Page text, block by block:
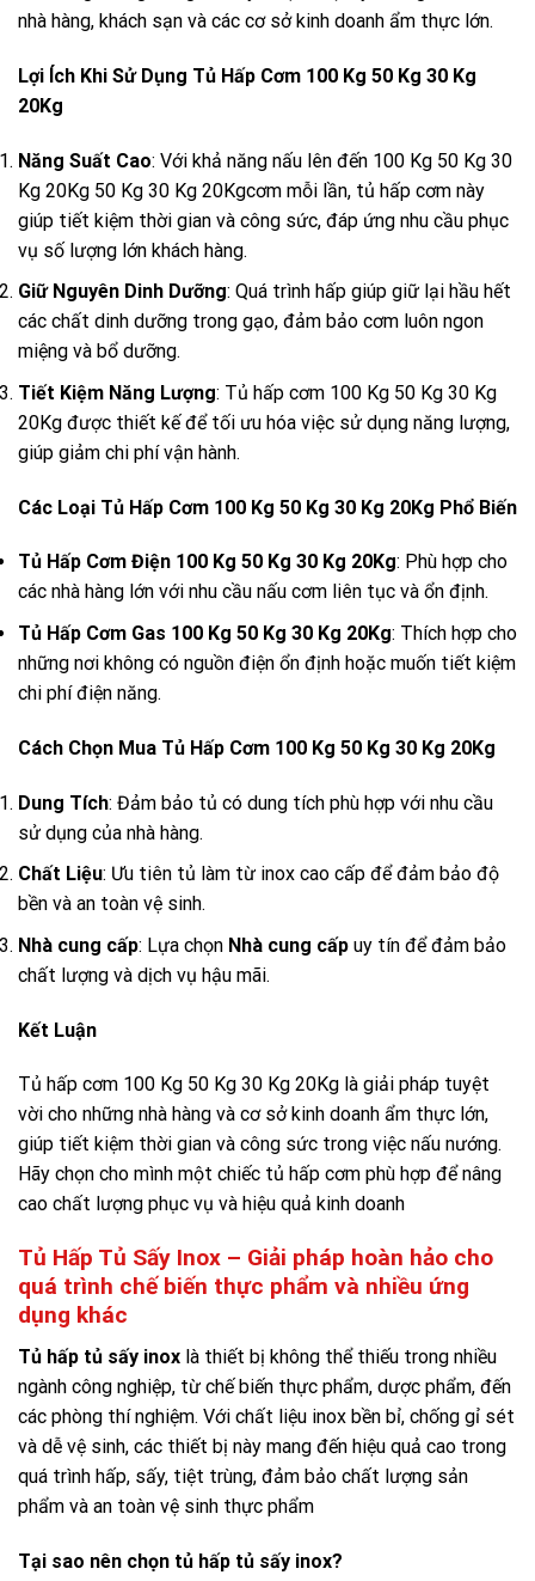
nhà hàng, khách sạn và các cơ sở kinh doanh ẩm thực lớn.
Lợi Ích Khi Sử Dụng Tủ Hấp Cơm 100 Kg 50 Kg 30 Kg
20Kg
Năng Suất Cao: Với khả năng nấu lên đến 100 Kg 50 Kg 30
Kg 20Kg 50 Kg 30 Kg 20Kgcơm mỗi lần, tủ hấp cơm này
giúp tiết kiệm thời gian và công sức, đáp ứng nhu cầu phục
vụ số lượng lớn khách hàng.
Giữ Nguyên Dinh Dưỡng: Quá trình hấp giúp giữ lại hầu hết
các chất dinh dưỡng trong gạo, đảm bảo cơm luôn ngon
miệng và bổ dưỡng.
Tiết Kiệm Năng Lượng: Tủ hấp cơm 100 Kg 50 Kg 30 Kg
20Kg được thiết kế để tối ưu hóa việc sử dụng năng lượng,
giúp giảm chi phí vận hành.
Các Loại Tủ Hấp Cơm 100 Kg 50 Kg 30 Kg 20Kg Phổ Biến
Tủ Hấp Cơm Điện 100 Kg 50 Kg 30 Kg 20Kg: Phù hợp cho
các nhà hàng lớn với nhu cầu nấu cơm liên tục và ổn định.
Tủ Hấp Cơm Gas 100 Kg 50 Kg 30 Kg 20Kg: Thích hợp cho
những nơi không có nguồn điện ổn định hoặc muốn tiết kiệm
chi phí điện năng.
Cách Chọn Mua Tủ Hấp Cơm 100 Kg 50 Kg 30 Kg 20Kg
Dung Tích: Đảm bảo tủ có dung tích phù hợp với nhu cầu
sử dụng của nhà hàng.
Chất Liệu: Ưu tiên tủ làm từ inox cao cấp để đảm bảo độ
bền và an toàn vệ sinh.
Nhà cung cấp: Lựa chọn Nhà cung cấp uy tín để đảm bảo
chất lượng và dịch vụ hậu mãi.
Kết Luận
Tủ hấp cơm 100 Kg 50 Kg 30 Kg 20Kg là giải pháp tuyệt
vời cho những nhà hàng và cơ sở kinh doanh ẩm thực lớn,
giúp tiết kiệm thời gian và công sức trong việc nấu nướng.
Hãy chọn cho mình một chiếc tủ hấp cơm phù hợp để nâng
cao chất lượng phục vụ và hiệu quả kinh doanh
Tủ Hấp Tủ Sấy Inox – Giải pháp hoàn hảo cho
quá trình chế biến thực phẩm và nhiều ứng
dụng khác
Tủ hấp tủ sấy inox là thiết bị không thể thiếu trong nhiều
ngành công nghiệp, từ chế biến thực phẩm, dược phẩm, đến
các phòng thí nghiệm. Với chất liệu inox bền bỉ, chống gỉ sét
và dễ vệ sinh, các thiết bị này mang đến hiệu quả cao trong
quá trình hấp, sấy, tiệt trùng, đảm bảo chất lượng sản
phẩm và an toàn vệ sinh thực phẩm
Tại sao nên chọn tủ hấp tủ sấy inox?